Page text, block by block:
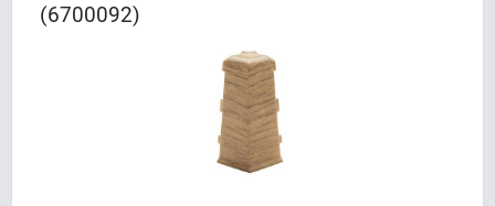
(6700092)